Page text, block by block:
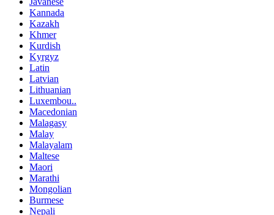
Kannada
Kazakh
Khmer
Kurdish
Kyrgyz
Latin
Latvian
Lithuanian
Luxembou..
Macedonian
Malagasy
Malay
Malayalam
Maltese
Maori
Marathi
Mongolian
Burmese
Nepali